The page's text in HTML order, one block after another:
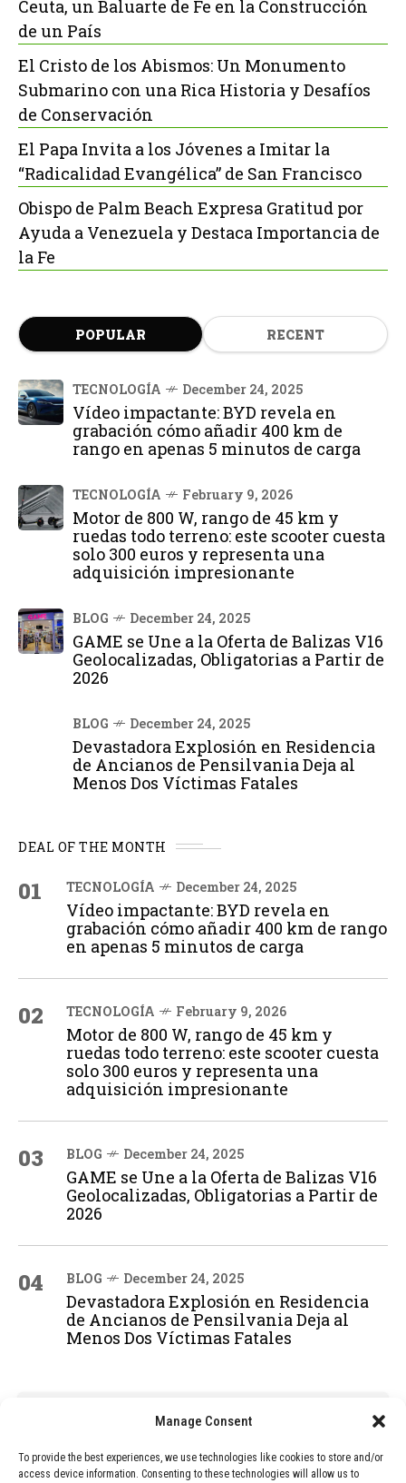
Manage Consent
To provide the best experiences, we use technologies like cookies to store and/or
access device information. Consenting to these technologies will allow us to
Ceuta, un Baluarte de Fe en la Construcción
de un País
El Cristo de los Abismos: Un Monumento
Submarino con una Rica Historia y Desafíos
de Conservación
El Papa Invita a los Jóvenes a Imitar la
“Radicalidad Evangélica” de San Francisco
Obispo de Palm Beach Expresa Gratitud por
Ayuda a Venezuela y Destaca Importancia de
la Fe
POPULAR RECENT
TECNOLOGÍA December 24, 2025
Vídeo impactante: BYD revela en
grabación cómo añadir 400 km de
rango en apenas 5 minutos de carga
TECNOLOGÍA February 9, 2026
Motor de 800 W, rango de 45 km y
ruedas todo terreno: este scooter cuesta
solo 300 euros y representa una
adquisición impresionante
BLOG December 24, 2025
GAME se Une a la Oferta de Balizas V16
Geolocalizadas, Obligatorias a Partir de
2026
BLOG December 24, 2025
Devastadora Explosión en Residencia
de Ancianos de Pensilvania Deja al
Menos Dos Víctimas Fatales
DEAL OF THE MONTH
01 TECNOLOGÍA December 24, 2025
Vídeo impactante: BYD revela en
grabación cómo añadir 400 km de rango
en apenas 5 minutos de carga
02 TECNOLOGÍA February 9, 2026
Motor de 800 W, rango de 45 km y
ruedas todo terreno: este scooter cuesta
solo 300 euros y representa una
adquisición impresionante
03 BLOG December 24, 2025
GAME se Une a la Oferta de Balizas V16
Geolocalizadas, Obligatorias a Partir de
2026
04 BLOG December 24, 2025
Devastadora Explosión en Residencia
de Ancianos de Pensilvania Deja al
Menos Dos Víctimas Fatales